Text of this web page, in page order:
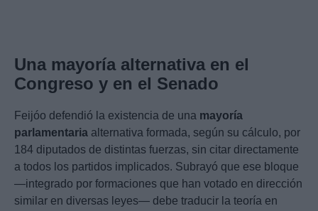
Una mayoría alternativa en el
Congreso y en el Senado
Feijóo defendió la existencia de una mayoría
parlamentaria alternativa formada, según su cálculo, por
184 diputados de distintas fuerzas, sin citar directamente
a todos los partidos implicados. Subrayó que ese bloque
—integrado por formaciones que han votado en dirección
similar en diversas leyes— debe traducir la teoría en